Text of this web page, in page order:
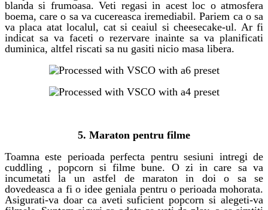
blanda si frumoasa. Veti regasi in acest loc o atmosfera
boema, care o sa va cucereasca iremediabil. Pariem ca o sa
va placa atat localul, cat si ceaiul si cheesecake-ul. Ar fi
indicat sa va faceti o rezervare inainte sa va planificati
duminica, altfel riscati sa nu gasiti nicio masa libera.
5. Maraton pentru filme
Toamna este perioada perfecta pentru sesiuni intregi de
cuddling , popcorn si filme bune. O zi in care sa va
incumetati la un astfel de maraton in doi o sa se
dovedeasca a fi o idee geniala pentru o perioada mohorata.
Asigurati-va doar ca aveti suficient popcorn si alegeti-va